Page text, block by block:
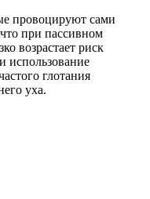
провоцируют сами
при пассивном
возрастает риск
использование
глотания
уха.